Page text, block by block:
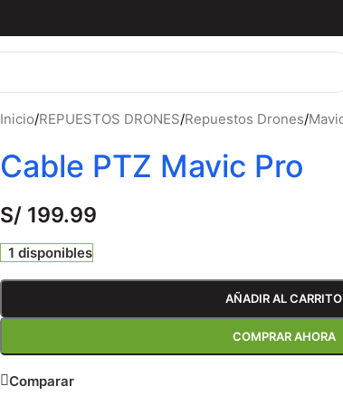
Inicio/REPUESTOS DRONES/Repuestos Drones/
Cable PTZ Mavic Pro
S/ 199.99
1 disponibles
AÑADIR AL CARRITO
COMPRAR AHORA
Comparar